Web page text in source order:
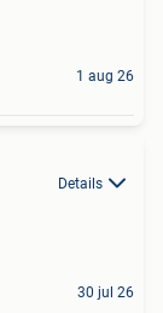
1 aug 26
Details
30 jul 26